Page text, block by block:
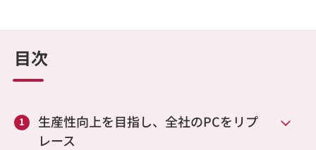
目次
生産性向上を目指し、全社のPCをリプ
レース